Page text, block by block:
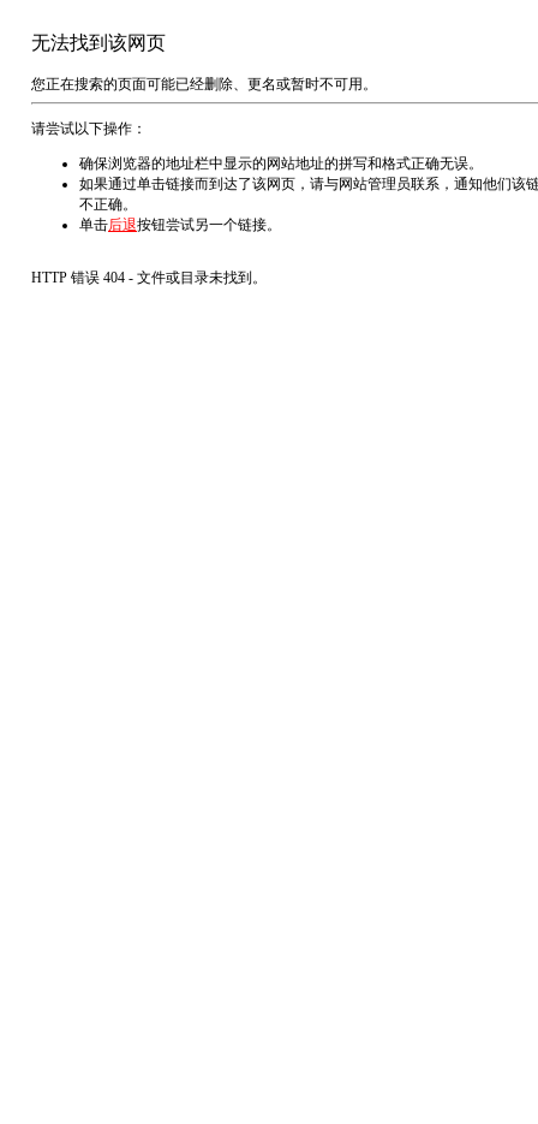
无法找到该网页
您正在搜索的页面可能已经删除、更名或暂时不可用。
请尝试以下操作：
确保浏览器的地址栏中显示的网站地址的拼写和格式正确无误。
如果通过单击链接而到达了该网页，请与网站管理员联系，通知他们该
不正确。
单击后退按钮尝试另一个链接。
HTTP 错误 404 - 文件或目录未找到。